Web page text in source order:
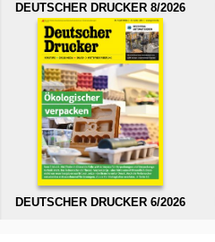
DEUTSCHER DRUCKER 8/2026
DEUTSCHER DRUCKER 6/2026